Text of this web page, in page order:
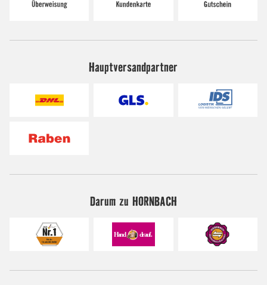
Hauptversandpartner
Darum zu HORNBACH